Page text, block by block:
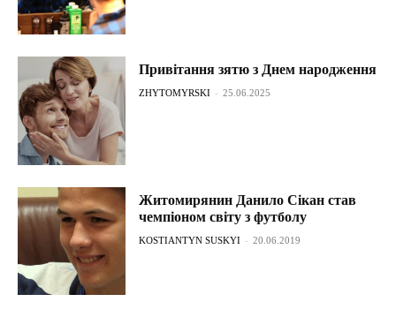
Привітання зятю з Днем народження
ZHYTOMYRSKI - 25.06.2025
Житомирянин Данило Сікан став
чемпіоном світу з футболу
KOSTIANTYN SUSKYI - 20.06.2019